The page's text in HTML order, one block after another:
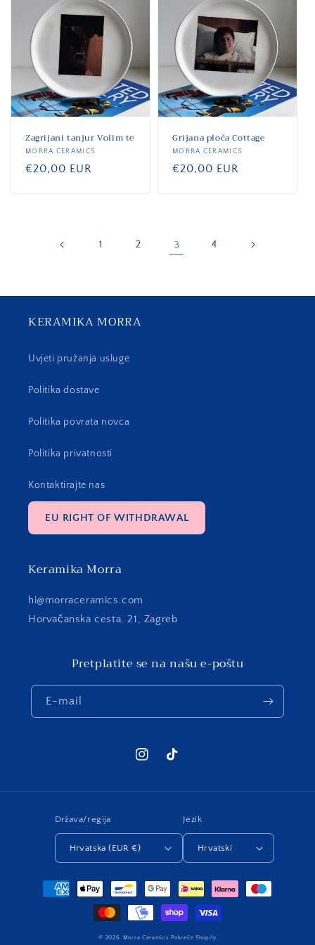
Zagrijani tanjur Volim te
Dobavljač:
MORRA CERAMICS
Standardna
€20,00 EUR
Grijana ploča Cottage
Dobavljač:
MORRA CERAMICS
Standardna
€20,00 EUR
1 2 3 4
KERAMIKA MORRA
Uvjeti pružanja usluge
Politika dostave
Politika povrata novca
Politika privatnosti
Kontaktirajte nas
EU RIGHT OF WITHDRAWAL
Keramika Morra
hi@morraceramics.com
Horvačanska cesta, 21, Zagreb
Pretplatite se na našu e-poštu
E-mail
InstagramTikTok
Država/regija
Hrvatska (EUR €)
Jezik
Hrvatski
Metode
Plačanja
© 2026, Morra Ceramics Pokreće Shopify